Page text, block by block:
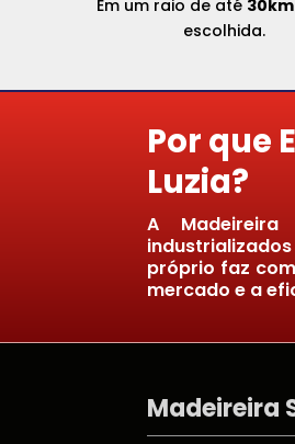
Em um raio de até
escolhida.
Por que
Luzia?
A
próprio faz
mercado e a
Madeireira